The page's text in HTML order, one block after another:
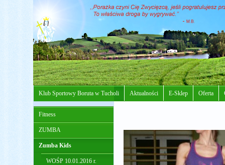
Klub Sportowy Boruta w Tucholi Aktualności E-Sklep Oferta
Fitness
ZUMBA
Zumba Kids
WOŚP 10.01.2016 r.